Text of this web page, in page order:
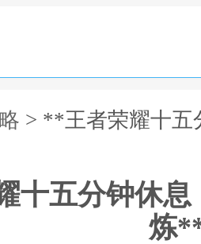
> **王者荣耀十五
十五分钟休
炼